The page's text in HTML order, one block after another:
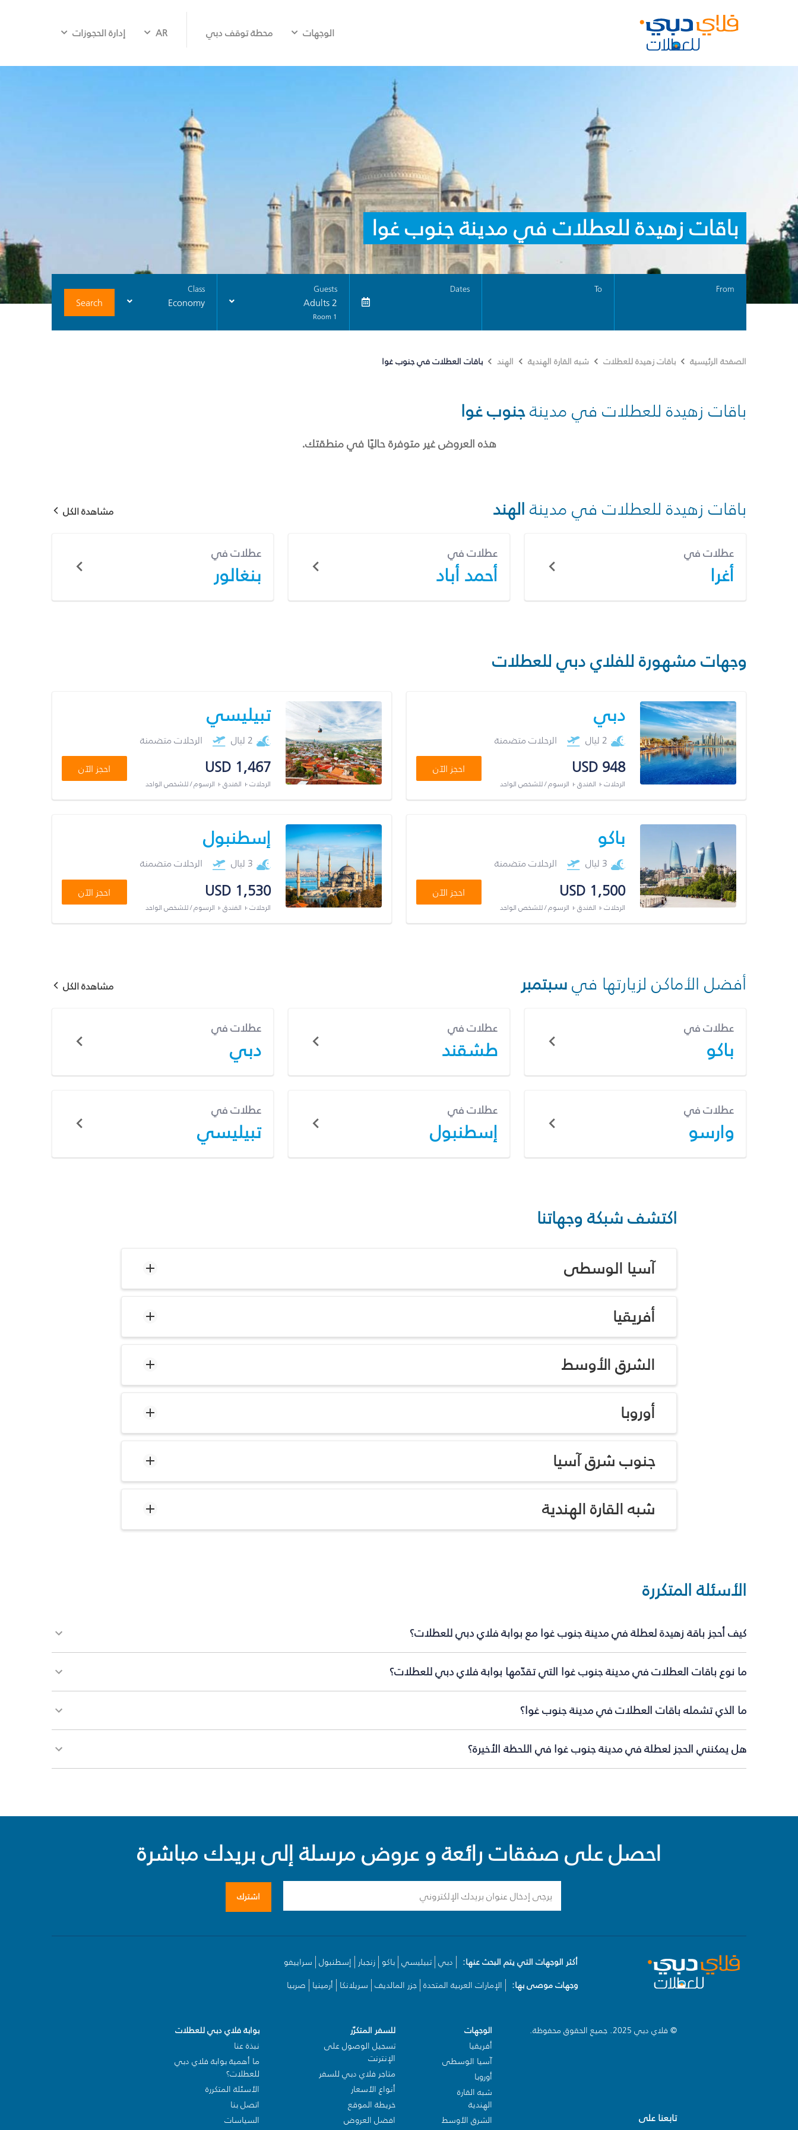
الوجهات محطة توقف دبي AR إدارة الحجوزات
باقات زهيدة للعطلات في مدينة جنوب غوا
From
To
Dates
Guests
2 Adults
1 Room
Class
Economy
Search
الصفحة الرئيسية باقات زهيدة للعطلات شبه القارة الهندية الهند باقات العطلات في جنوب غوا
باقات زهيدة للعطلات في مدينةجنوب غوا
هذه العروض غير متوفرة حاليًا في منطقتك.
باقات زهيدة للعطلات في مدينة الهند مشاهدة الكل
عطلات في
أغرا
عطلات في
أحمد أباد
عطلات في
بنغالور
وجهات مشهورة للفلاي دبي للعطلات
دبي
2 ليال الرحلات متضمنة
USD 948
الرحلات + الفندق + الرسوم / للشخص الواحد
احجز الآن
تبيليسي
2 ليال الرحلات متضمنة
USD 1,467
الرحلات + الفندق + الرسوم / للشخص الواحد
احجز الآن
باكو
3 ليال الرحلات متضمنة
USD 1,500
الرحلات + الفندق + الرسوم / للشخص الواحد
احجز الآن
إسطنبول
3 ليال الرحلات متضمنة
USD 1,530
الرحلات + الفندق + الرسوم / للشخص الواحد
احجز الآن
أفضل الأماكن لزيارتها فيسبتمبر مشاهدة الكل
عطلات في
باكو
عطلات في
طشقند
عطلات في
دبي
عطلات في
وارسو
عطلات في
إسطنبول
عطلات في
تبيليسي
اكتشف شبكة وجهاتنا
آسيا الوسطى
أفريقيا
الشرق الأوسط
أوروبا
جنوب شرق آسيا
شبه القارة الهندية
الأسئلة المتكررة
كيف أحجز باقة زهيدة لعطلة في مدينة جنوب غوا مع بوابة فلاي دبي للعطلات؟
ما نوع باقات العطلات في مدينة جنوب غوا التي تقدّمها بوابة فلاي دبي للعطلات؟
ما الذي تشمله باقات العطلات في مدينة جنوب غوا؟
هل يمكنني الحجز لعطلة في مدينة جنوب غوا في اللحظة الأخيرة؟
احصل على صفقات رائعة و عروض مرسلة إلى بريدك مباشرة
اشترك
أكثر الوجهات التي يتم البحث عنها: دبي تبيليسي باكو زنجبار إسطنبول سراييفو
وجهات موصى بها:
الإمارات العربية المتحدة جزر المالديف سريلانكا أرمينيا صربيا
© فلاي دبي 2025. جميع الحقوق محفوظة.
تابعنا على
الوجهات
أفريقيا
آسيا الوسطى
أوروبا
شبه القارة
الهندية
الشرق الأوسط
للسفر المتكرّر
تسجيل الوصول على
الإنترنت
متاجر فلاي دبي للسفر
أنواع الأسعار
خريطة الموقع
افضل العروض
بوابة فلاي دبي للعطلات
نبذة عنا
ما أهمية بوابة فلاي دبي
للعطلات؟
الأسئلة المتكررة
اتصل بنا
السياسات